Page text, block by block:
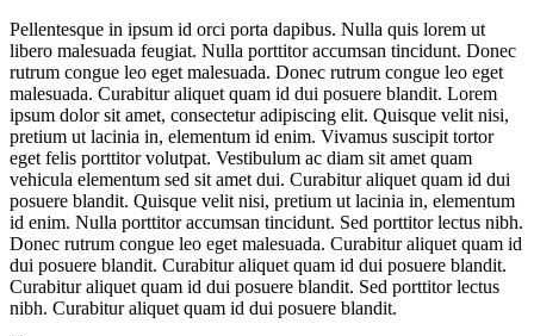
Pellentesque in ipsum id orci porta dapibus. Nulla quis lorem ut
libero malesuada feugiat. Nulla porttitor accumsan tincidunt. Donec
rutrum congue leo eget malesuada. Donec rutrum congue leo eget
malesuada. Curabitur aliquet quam id dui posuere blandit. Lorem
ipsum dolor sit amet, consectetur adipiscing elit. Quisque velit nisi,
pretium ut lacinia in, elementum id enim. Vivamus suscipit tortor
eget felis porttitor volutpat. Vestibulum ac diam sit amet quam
vehicula elementum sed sit amet dui. Curabitur aliquet quam id dui
posuere blandit. Quisque velit nisi, pretium ut lacinia in, elementum
id enim. Nulla porttitor accumsan tincidunt. Sed porttitor lectus nibh.
Donec rutrum congue leo eget malesuada. Curabitur aliquet quam id
dui posuere blandit. Curabitur aliquet quam id dui posuere blandit.
Curabitur aliquet quam id dui posuere blandit. Sed porttitor lectus
nibh. Curabitur aliquet quam id dui posuere blandit.